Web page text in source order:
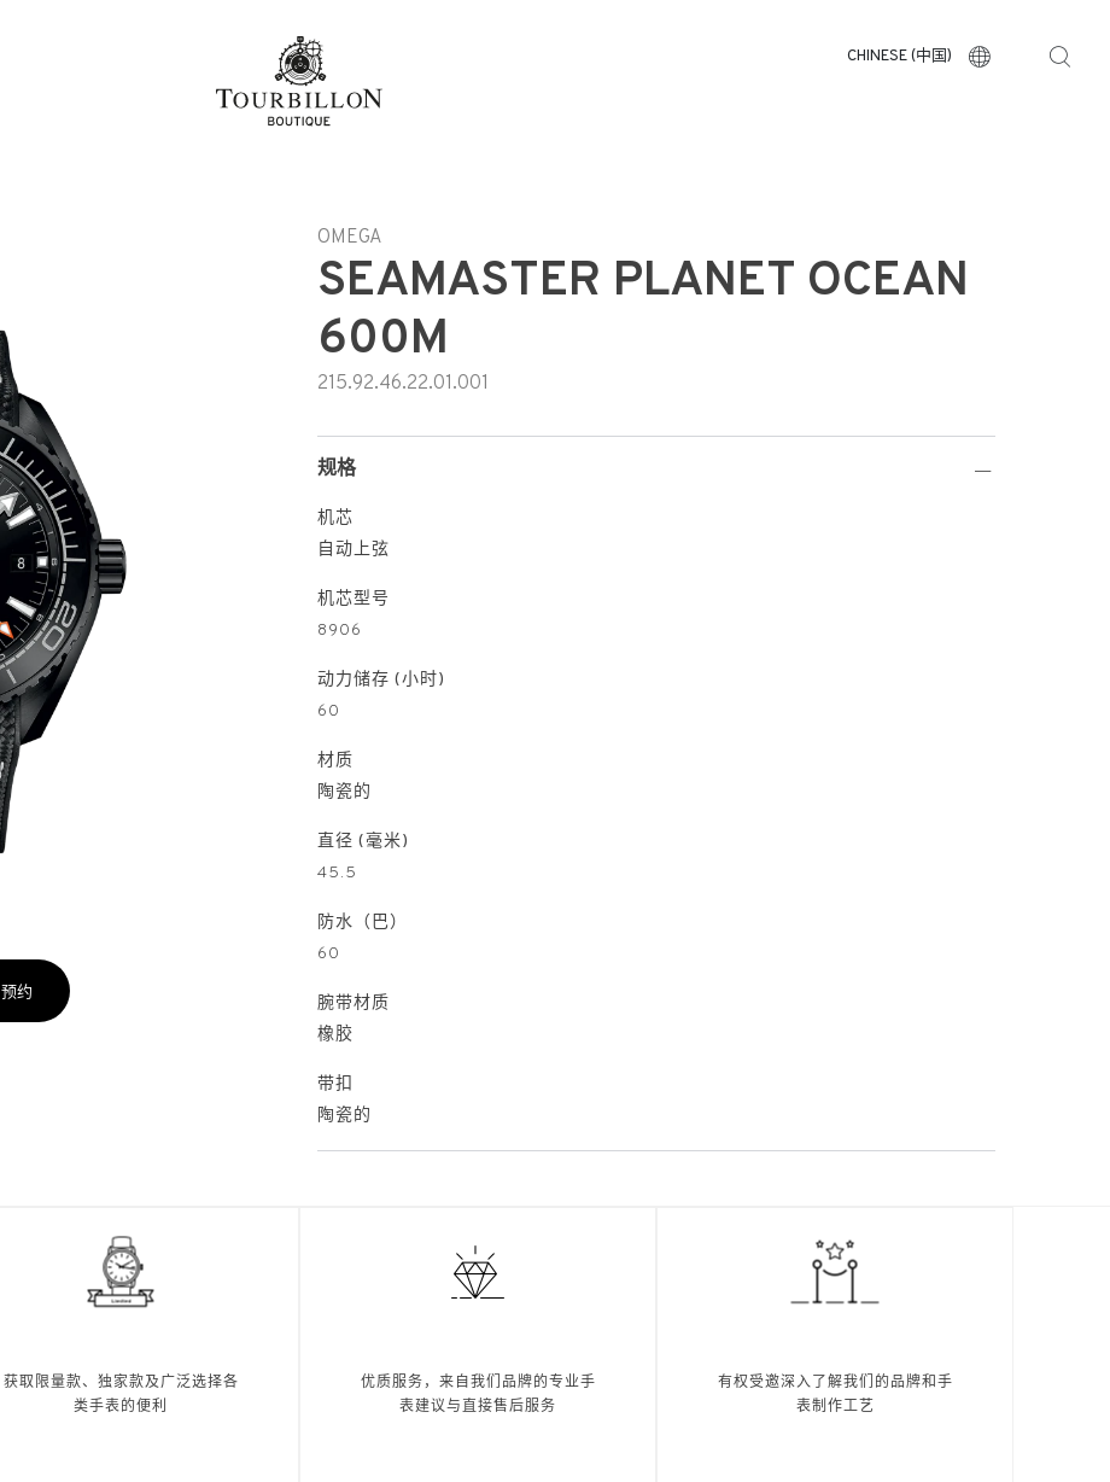
CHINESE (中国)
预约
OMEGA
SEAMASTER PLANET OCEAN
600M
215.92.46.22.01.001
规格
机芯
自动上弦
机芯型号
8906
动力储存 (小时)
60
材质
陶瓷的
直径 (毫米)
45.5
防水（巴）
60
腕带材质
橡胶
带扣
陶瓷的
获取限量款、独家款及广泛选择各
类手表的便利
优质服务，来自我们品牌的专业手
表建议与直接售后服务
有权受邀深入了解我们的品牌和手
表制作工艺